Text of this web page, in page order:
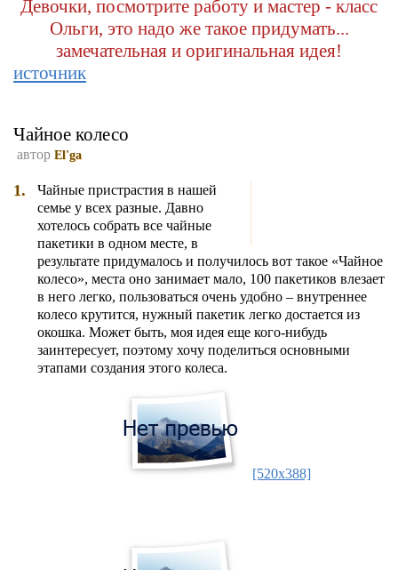
Девочки, посмотрите работу и мастер - класс
Ольги, это надо же такое придумать...
замечательная и оригинальная идея!
источник
Чайное колесо
автор El'ga
1.
Чайные пристрастия в нашей
семье у всех разные. Давно
хотелось собрать все чайные
пакетики в одном месте, в
результате придумалось и получилось вот такое «Чайное
колесо», места оно занимает мало, 100 пакетиков влезает
в него легко, пользоваться очень удобно – внутреннее
колесо крутится, нужный пакетик легко достается из
окошка. Может быть, моя идея еще кого-нибудь
заинтересует, поэтому хочу поделиться основными
этапами создания этого колеса.
[520x388]